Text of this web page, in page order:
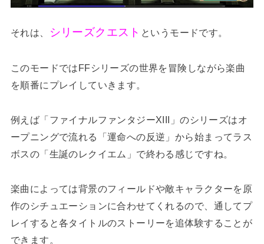
それは、 シリーズクエスト というモードです。
このモードではFFシリーズの世界を冒険しながら楽曲
を順番にプレイしていきます。
例えば「ファイナルファンタジーXIII」のシリーズはオ
ープニングで流れる「運命への反逆」から始まってラス
ボスの「生誕のレクイエム」で終わる感じですね。
楽曲によっては背景のフィールドや敵キャラクターを原
作のシチュエーションに合わせてくれるので、通してプ
レイすると各タイトルのストーリーを追体験することが
できます。